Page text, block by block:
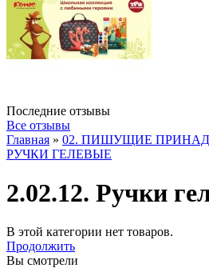
Последние отзывы
Все отзывы
Главная » 02. ПИШУЩИЕ
РУЧКИ ГЕЛЕВЫЕ
2.02.12. Ручки
В этой категории нет товаров.
Продолжить
Вы смотрели